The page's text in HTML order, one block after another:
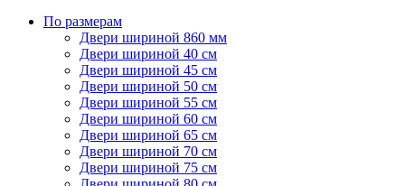
По размерам
Двери шириной 860 мм
Двери шириной 40 см
Двери шириной 45 см
Двери шириной 50 см
Двери шириной 55 см
Двери шириной 60 см
Двери шириной 65 см
Двери шириной 70 см
Двери шириной 75 см